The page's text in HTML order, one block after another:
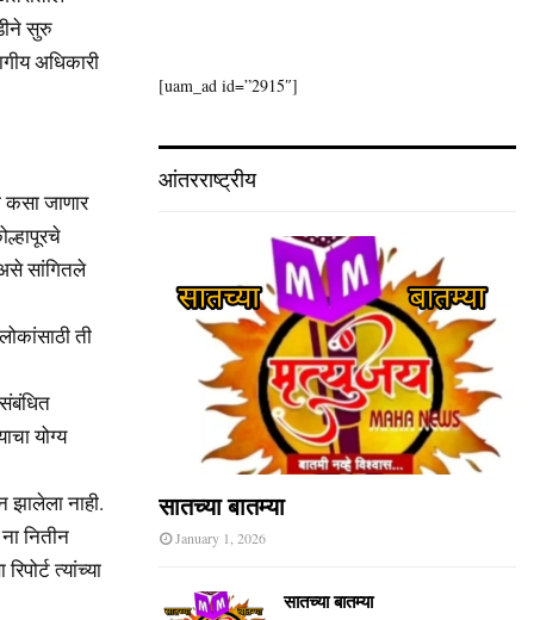
सुरु
अधिकारी
कसा जाणार
सांगितले
ती
योग्य
नाही.
नितीन
त्यांच्या
[uam_ad id=”2915″]
आंतरराष्ट्रीय
सातच्या बातम्या
January 1, 2026
सातच्या बातम्या